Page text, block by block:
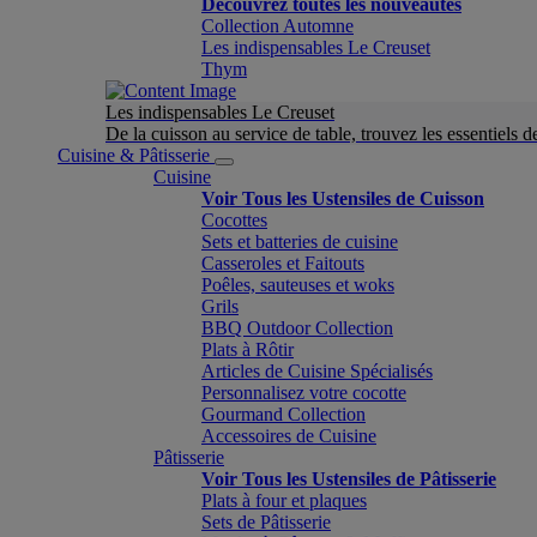
Découvrez toutes les nouveautés
Collection Automne
Les indispensables Le Creuset
Thym
Les indispensables Le Creuset
De la cuisson au service de table, trouvez les essentiels
Cuisine & Pâtisserie
Cuisine
Voir Tous les Ustensiles de Cuisson
Cocottes
Sets et batteries de cuisine
Casseroles et Faitouts
Poêles, sauteuses et woks
Grils
BBQ Outdoor Collection
Plats à Rôtir
Articles de Cuisine Spécialisés
Personnalisez votre cocotte
Gourmand Collection
Accessoires de Cuisine
Pâtisserie
Voir Tous les Ustensiles de Pâtisserie
Plats à four et plaques
Sets de Pâtisserie